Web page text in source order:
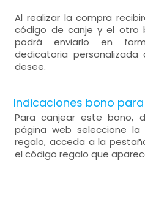
Al realizar la compra
código de canje y el otro
podrá enviarlo en
dedicatoria
desee.
Indicaciones bono
Para canjear este bono,
página web seleccione
regalo, acceda a la
el código regalo que